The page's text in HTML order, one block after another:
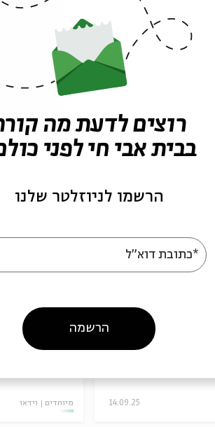
פרקים נוספים
אותי: רוני
מתוך: האור בקצה עם
מיוחדים וידאו 14.09.25
רוצים לדעת מה
בבית אבי חי לפני
הרשמו לניוזלטר שלנו
*כתובת דוא"ל
הרשמה